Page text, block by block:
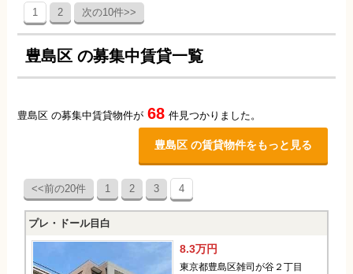
1 2 次の10件>>
豊島区 の募集中賃貸一覧
豊島区 の募集中賃貸物件が 68 件見つかりました。
豊島区 の賃貸物件をもっと見る
<<前の20件 1 2 3 4
プレ・ドール目白
8.3万円
東京都豊島区雑司が谷２丁目